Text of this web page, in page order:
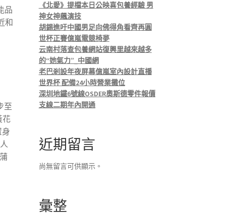
品
和
至
花
《北愛》提檔本日公映喜包養經驗 男
神女神飆演技
胡錫進吁中國男足向佛得角看齊再圓
世杯正賽億嵐電競椅夢
云南村落查包養網站復興里越來越多
的“她氣力”_中國網
老巴剎設年夜屏幕億嵐室內設計直播
世界杯 配備24小時營業攤位
深圳地鐵6號線OSDER奧斯德零件報價
支線二期年內開通
近期留言
尚無留言可供顯示。
彙整